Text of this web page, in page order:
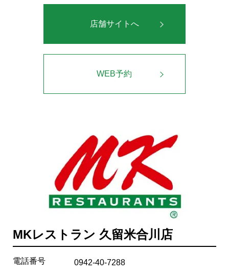
店舗サイトへ
WEB予約
MKレストラン 久留米合川店
電話番号 0942-40-7288